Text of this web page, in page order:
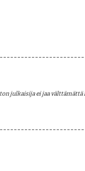
julkaisija ei jaa välttämättä